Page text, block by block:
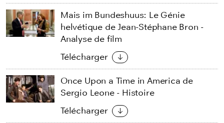
Mais im Bundeshuus: Le Génie
helvétique de Jean-Stéphane Bron -
Analyse de film
Télécharger
Once Upon a Time in America de
Sergio Leone - Histoire
Télécharger